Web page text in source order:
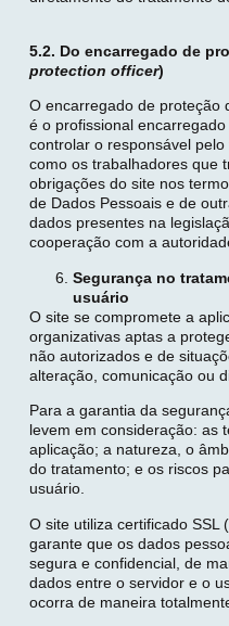
5.2. Do encarregado de
protection officer)
O encarregado de proteção
é o profissional
controlar o responsável
como os trabalhadores que
obrigações do site nos
de Dados Pessoais e de
dados presentes na
cooperação com a
Segurança no
usuário
O site se compromete a
organizativas aptas a
não autorizados e de
alteração, comunicação ou
Para a garantia da
levem em consideração: as
aplicação; a natureza, o
do tratamento; e os riscos
usuário.
O site utiliza certificado SSL
garante que os dados
segura e confidencial, de
dados entre o servidor e o
ocorra de maneira